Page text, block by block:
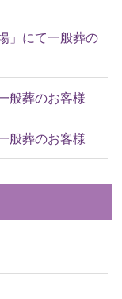
」にて一般葬の
般葬のお客様
般葬のお客様